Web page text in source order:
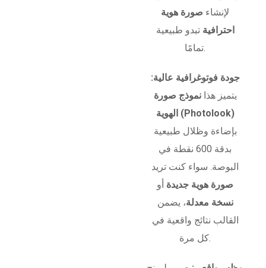
لإنشاء صورة هوية
احترافية تبدو طبيعية
تمامًا.
جودة فوتوغرافية عالية:
يتميز هذانموذج صورة
الهوية (Photolook)
بإضاءة وظلال طبيعية
بدقة 600 نقطة في
البوصة. سواء كنت تريد
صورة هوية جديدة أو
نسخة معدلة، يضمن
القالب نتائج واقعية في
كل مرة.